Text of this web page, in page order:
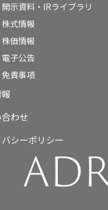
開示資料・IRライブラリ
株式情報
株価情報
電子公告
免責事項
わせ
シーポリシー